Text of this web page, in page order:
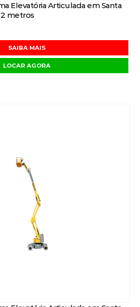
Elevatória Articulada em Santa
metros
SAIBA MAIS
LOCAR AGORA